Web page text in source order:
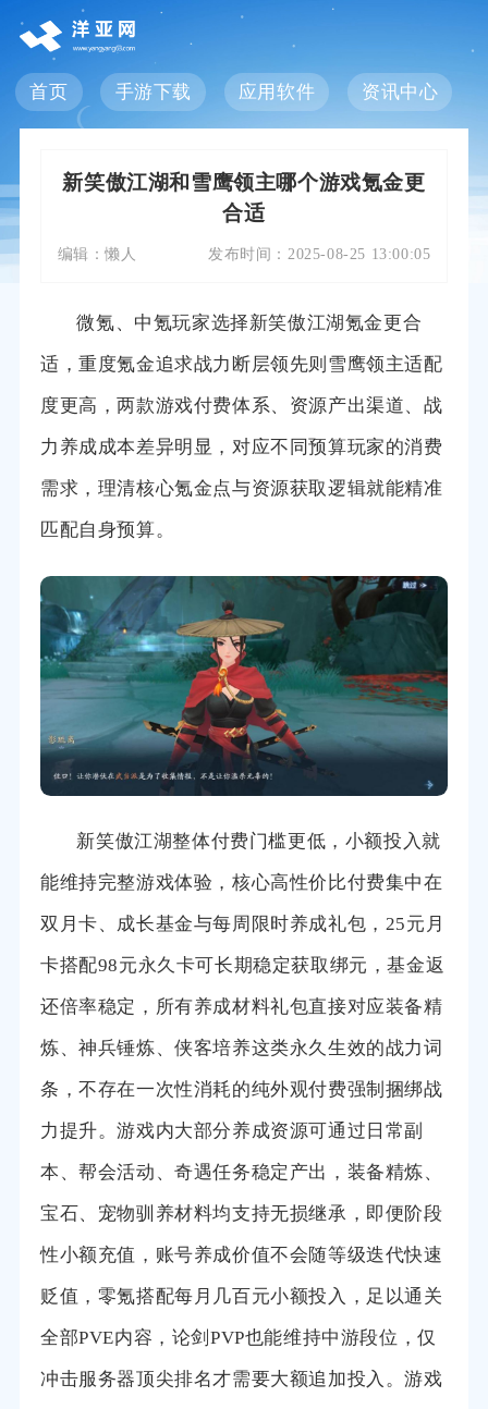
首页 手游下载 应用软件 资讯中心
新笑傲江湖和雪鹰领主哪个游戏氪金更
合适
编辑：懒人 发布时间： 2025-08-25 13:00:05
微氪、中氪玩家选择新笑傲江湖氪金更合
适，重度氪金追求战力断层领先则雪鹰领主适配
度更高，两款游戏付费体系、资源产出渠道、战
力养成成本差异明显，对应不同预算玩家的消费
需求，理清核心氪金点与资源获取逻辑就能精准
匹配自身预算。
新笑傲江湖整体付费门槛更低，小额投入就
能维持完整游戏体验，核心高性价比付费集中在
双月卡、成长基金与每周限时养成礼包，25元月
卡搭配98元永久卡可长期稳定获取绑元，基金返
还倍率稳定，所有养成材料礼包直接对应装备精
炼、神兵锤炼、侠客培养这类永久生效的战力词
条，不存在一次性消耗的纯外观付费强制捆绑战
力提升。游戏内大部分养成资源可通过日常副
本、帮会活动、奇遇任务稳定产出，装备精炼、
宝石、宠物驯养材料均支持无损继承，即便阶段
性小额充值，账号养成价值不会随等级迭代快速
贬值，零氪搭配每月几百元小额投入，足以通关
全部PVE内容，论剑PVP也能维持中游段位，仅
冲击服务器顶尖排名才需要大额追加投入。游戏